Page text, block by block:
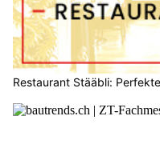
Restaurant Stääbli: